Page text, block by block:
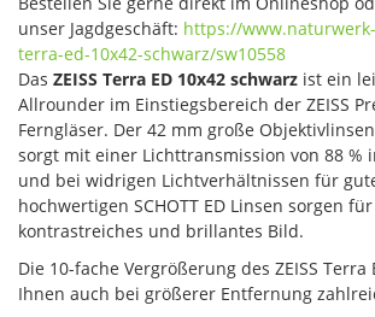
unser Jagdgeschäft: https://
terra-ed-10x42-schwarz/sw10558
Das ZEISS Terra ED 10x42 schwarz ist ein
Allrounder im Einstiegsbereich der ZEISS
Ferngläser. Der 42 mm große
sorgt mit einer Lichttransmission von 88 %
und bei widrigen Lichtverhältnissen für
hochwertigen SCHOTT ED Linsen sorgen
kontrastreiches und brillantes Bild.
Die 10-fache Vergrößerung des ZEISS Terra
Ihnen auch bei größerer Entfernung